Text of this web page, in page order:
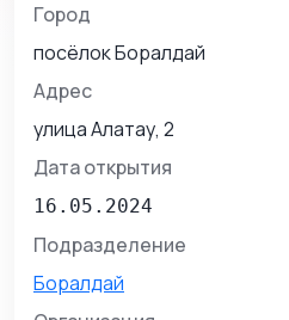
Город
посёлок Боралдай
Адрес
улица Алатау, 2
Дата открытия
16.05.2024
Подразделение
Боралдай